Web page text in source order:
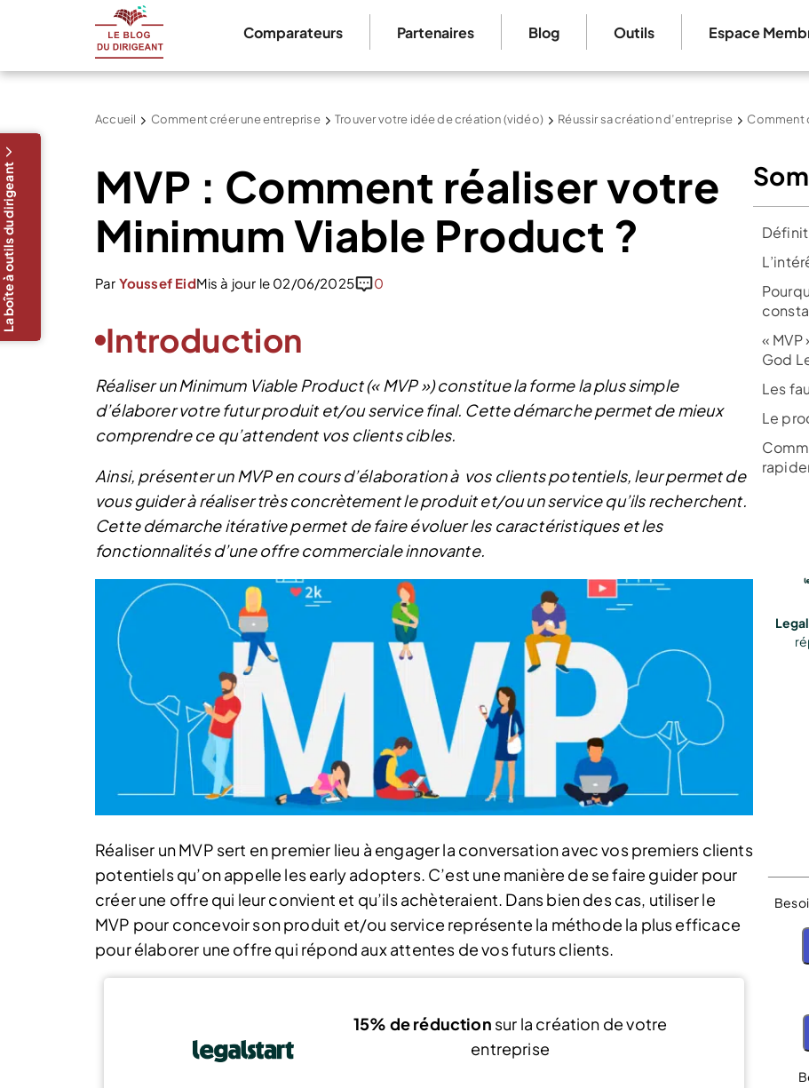
Comparateurs Partenaires Blog Outils Espace
Accueil Comment créer une entreprise Trouver votre idée de création (vidéo) Réussir sa création d’entreprise Comment
MVP : Comment réaliser votre
Minimum Viable Product ?
Par Youssef EidMis à jour le 02/06/2025 0
Introduction
Réaliser un Minimum Viable Product (« MVP ») constitue la forme la plus simple
d’élaborer votre futur produit et/ou service final. Cette démarche permet de mieux
comprendre ce qu’attendent vos clients cibles.
Ainsi, présenter un MVP en cours d’élaboration à vos clients potentiels, leur permet de
vous guider à réaliser très concrètement le produit et/ou un service qu’ils recherchent.
Cette démarche itérative permet de faire évoluer les caractéristiques et les
fonctionnalités d’une offre commerciale innovante.
La boîte à outils du dirigeant
Réaliser un MVP sert en premier lieu à engager la conversation avec vos premiers clients
potentiels qu’on appelle les early adopters. C’est une manière de se faire guider pour
créer une offre qui leur convient et qu’ils achèteraient. Dans bien des cas, utiliser le
MVP pour concevoir son produit et/ou service représente la méthode la plus efficace
pour élaborer une offre qui répond aux attentes de vos futurs clients.
15% de réduction sur la création de votre
entreprise
«
God
Les
Le